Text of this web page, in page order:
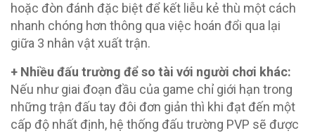
hoặc đòn đánh đặc biệt để kết liễu kẻ thù một cách
nhanh chóng hơn thông qua việc hoán đổi qua lại
giữa 3 nhân vật xuất trận.
+ Nhiều đấu trường để so tài với người chơi khác:
Nếu như giai đoạn đầu của game chỉ giới hạn trong
những trận đấu tay đôi đơn giản thì khi đạt đến một
cấp độ nhất định, hệ thống đấu trường PVP sẽ được